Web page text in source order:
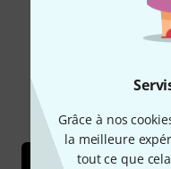
Grâce à nos
la meilleure
tout ce que